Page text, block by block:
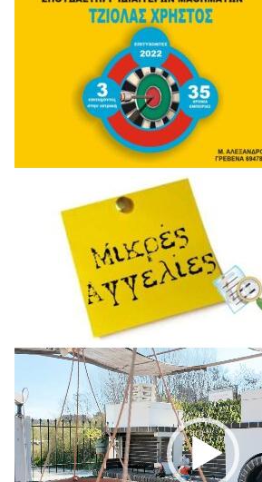
Πρόγραμμα
Αναπαραγωγής
Βίντεο